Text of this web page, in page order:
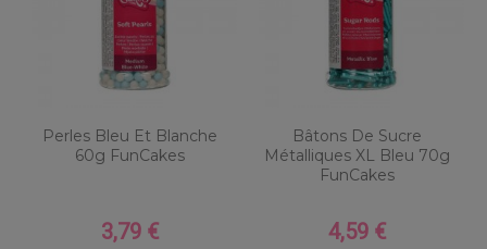
Perles Bleu Et Blanche
60g FunCakes
Prix
3,79 €
Bâtons De Sucre
Métalliques XL Bleu 70g
FunCakes
Prix
4,59 €